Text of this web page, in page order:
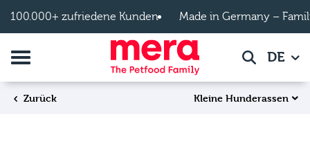
100.000+ zufriedene Kunden Made in Germany –
Navigation umschalten SucheDE
Zurück Kleine Hunderassen